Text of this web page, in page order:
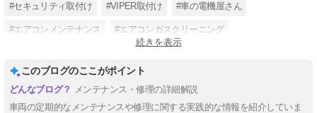
#セキュリティ取付け #VIPER取付け #車の電機屋さん
#エアコンメンテナンス #エアコンガスクリーニング
続きを表示
このブログのここがポイント
メンテナンス・修理の詳細解説
車両の定期的なメンテナンスや修理に関する実践的な情報を紹介していま